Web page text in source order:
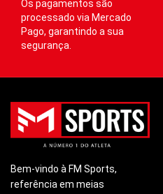
tratamento medicinal. Em caso
de desconforto, dores,
dormência, ou problema de
ou após o uso, interromper o
lavado somente com sabão
neutro e
somente em água fria, jamais
amaciante.
Os pagamentos são
processado via Mercado
Pago, garantindo a sua
segurança.
Bem-vindo à FM Sports,
referência em meias